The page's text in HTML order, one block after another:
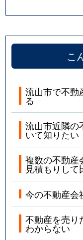
こ
流山市で不動
る
流山市近隣の
いて知りたい
複数の不動産
見積もりして
今の不動産会
不動産を売り
わからない